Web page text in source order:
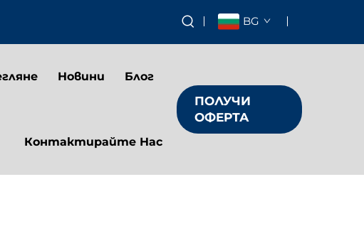
BG
Новини Блог
Контактирайте Нас
ПОЛУЧИ
ОФЕРТА